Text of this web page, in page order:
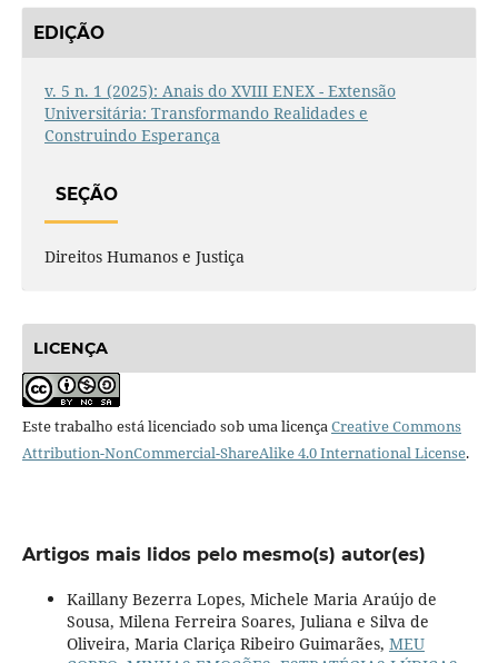
EDIÇÃO
v. 5 n. 1 (2025): Anais do XVIII ENEX - Extensão
Universitária: Transformando Realidades e
Construindo Esperança
SEÇÃO
Direitos Humanos e Justiça
LICENÇA
Este trabalho está licenciado sob uma licençaCreative Commons
Attribution-NonCommercial-ShareAlike 4.0 International License.
Artigos mais lidos pelo mesmo(s) autor(es)
Kaillany Bezerra Lopes, Michele Maria Araújo de
Sousa, Milena Ferreira Soares, Juliana e Silva de
Oliveira, Maria Clariça Ribeiro Guimarães, MEU